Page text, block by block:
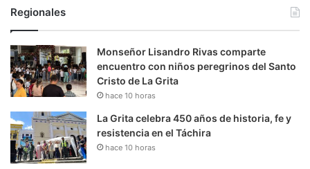
Regionales
Monseñor Lisandro Rivas comparte
encuentro con niños peregrinos del Santo
Cristo de La Grita
hace 10 horas
La Grita celebra 450 años de historia, fe y
resistencia en el Táchira
hace 10 horas